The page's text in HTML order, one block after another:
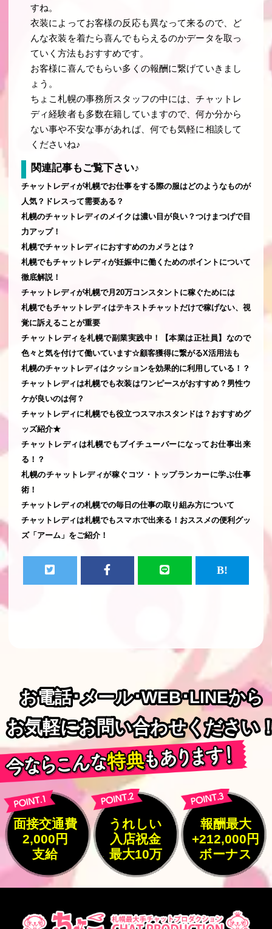
すね。
衣装によってお客様の反応も異なって来るので、ど
んな衣装を着たら喜んでもらえるのかデータを取っ
ていく方法もおすすめです。
お客様に喜んでもらい多くの報酬に繋げていきまし
ょう。
ちょこ札幌の事務所スタッフの中には、チャットレ
ディ経験者も多数在籍していますので、何か分から
ない事や不安な事があれば、何でも気軽に相談して
くださいね♪
関連記事もご覧下さい♪
チャットレディが札幌でお仕事をする際の服はどのようなものが
人気？ドレスって需要ある？
札幌のチャットレディのメイクは濃い目が良い？つけまつげで目
力アップ！
札幌でチャットレディにおすすめのカメラとは？
札幌でもチャットレディが妊娠中に働くためのポイントについて
徹底解説！
チャットレディが札幌で月20万コンスタントに稼ぐためには
札幌でもチャットレディはテキストチャットだけで稼げない、視
覚に訴えることが重要
チャットレディを札幌で副業実践中！【本業は正社員】なので
色々と気を付けて働いています☆顧客獲得に繋がるX活用法も
札幌のチャットレディはクッションを効果的に利用している！？
チャットレディは札幌でも衣装はワンピースがおすすめ？男性ウ
ケが良いのは何？
チャットレディに札幌でも役立つスマホスタンドは？おすすめグ
ッズ紹介★
チャットレディは札幌でもブイチューバーになってお仕事出来
る！？
札幌のチャットレディが稼ぐコツ・トップランカーに学ぶ仕事
術！
チャットレディの札幌での毎日の仕事の取り組み方について
チャットレディは札幌でもスマホで出来る！おススメの便利グッ
ズ「アーム」をご紹介！
お電話･メール･WEB･LINEから
お電話･メール･WEB･LINEから
お気軽にお問い合わせください
お気軽にお問い合わせください
面接交通費
2,000円
支給
うれしい
入店祝金
最大10万
報酬最大
+212,000円
ボーナス